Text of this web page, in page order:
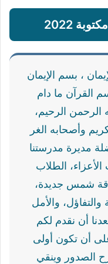
2022
، بسم الإيمان
القرآن ما دام
الرحمن الرحيم،
وأصحابه الغر
مديرة مدرستنا
الأعزاء، الطلاب
شمس جديدة،
والأمل
أن نقدم لكم
على أن تكون أولى
الصدور وينقي